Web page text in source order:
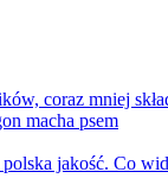
coraz mniej
macha psem
jakość. Co